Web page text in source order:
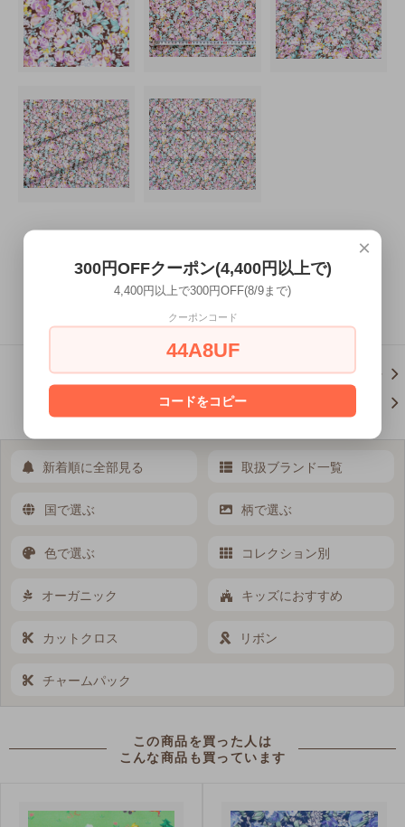
この商品を購入する
この商品について問い合わせ
新着順に全部見る 取扱ブランド一覧
国で選ぶ 柄で選ぶ
色で選ぶ コレクション別
オーガニック キッズにおすすめ
カットクロス リボン
チャームパック
この商品を買った人は
こんな商品も買っています
×
300円OFFクーポン(4,400円以上で)
4,400円以上で300円OFF(8/9まで)
クーポンコード
44A8UF
コードをコピー